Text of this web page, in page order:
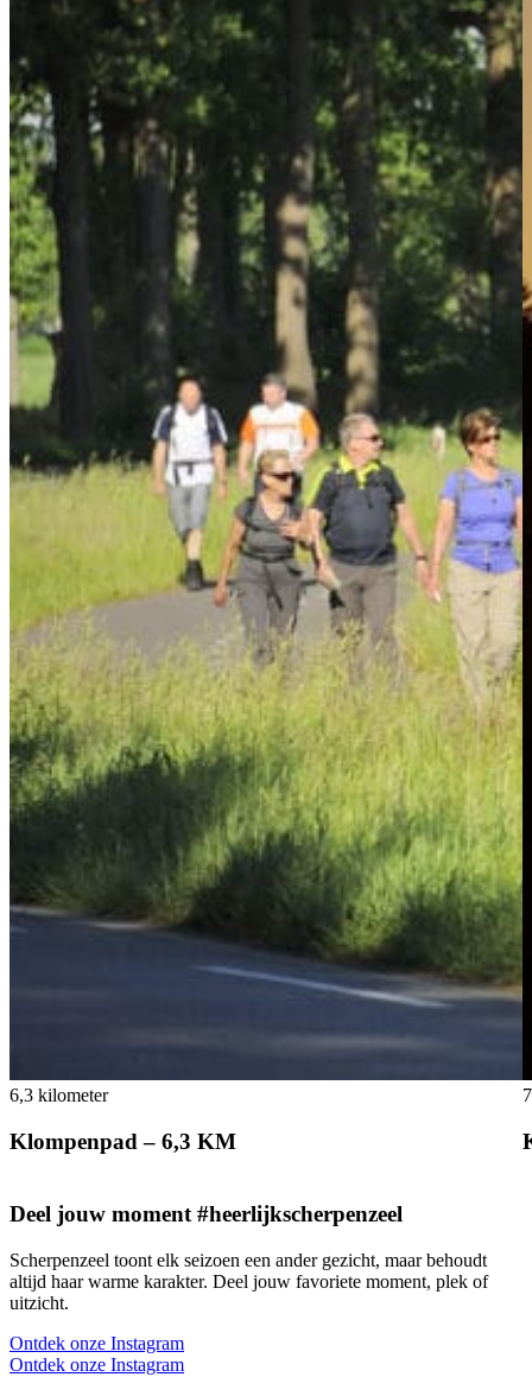
6,3 kilometer
Klompenpad – 6,3 KM
Deel jouw moment #heerlijkscherpenzeel
Scherpenzeel toont elk seizoen een ander gezicht, maar behoudt
altijd haar warme karakter. Deel jouw favoriete moment, plek of
uitzicht.
Ontdek onze Instagram
Ontdek onze Instagram